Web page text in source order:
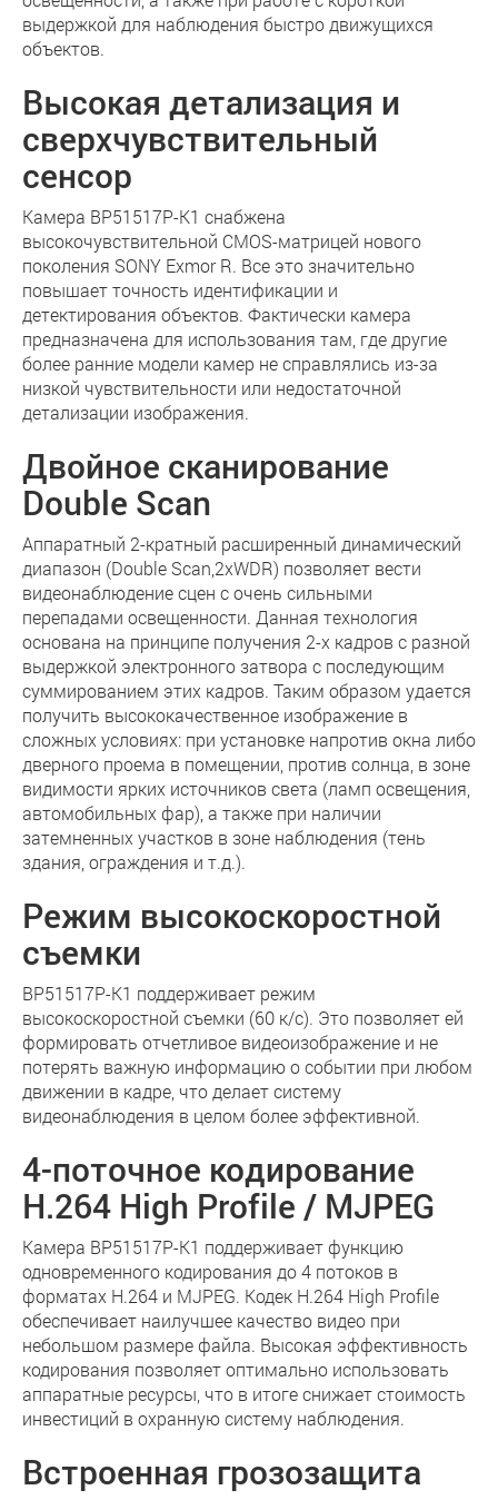
выдержкой для наблюдения быстро движущихся
объектов.
Высокая детализация и
сверхчувствительный
сенсор
Камера BP51517P-K1 снабжена
высокочувствительной CMOS-матрицей нового
поколения SONY Exmor R. Все это значительно
повышает точность идентификации и
детектирования объектов. Фактически камера
предназначена для использования там, где другие
более ранние модели камер не справлялись из-за
низкой чувствительности или недостаточной
детализации изображения.
Двойное сканирование
Double Scan
Аппаратный 2-кратный расширенный динамический
диапазон (Double Scan,2xWDR) позволяет вести
видеонаблюдение сцен с очень сильными
перепадами освещенности. Данная технология
основана на принципе получения 2-х кадров с разной
выдержкой электронного затвора с последующим
суммированием этих кадров. Таким образом удается
получить высококачественное изображение в
сложных условиях: при установке напротив окна либо
дверного проема в помещении, против солнца, в зоне
видимости ярких источников света (ламп освещения,
автомобильных фар), а также при наличии
затемненных участков в зоне наблюдения (тень
здания, ограждения и т.д.).
Режим высокоскоростной
съемки
BP51517P-K1 поддерживает режим
высокоскоростной съемки (60 к/с). Это позволяет ей
формировать отчетливое видеоизображение и не
потерять важную информацию о событии при любом
движении в кадре, что делает систему
видеонаблюдения в целом более эффективной.
4-поточное кодирование
Н.264 High Profile / MJPEG
Камера BP51517P-K1 поддерживает функцию
одновременного кодирования до 4 потоков в
форматах H.264 и MJPEG. Кодек Н.264 High Profile
обеспечивает наилучшее качество видео при
небольшом размере файла. Высокая эффективность
кодирования позволяет оптимально использовать
аппаратные ресурсы, что в итоге снижает стоимость
инвестиций в охранную систему наблюдения.
Встроенная грозозащита